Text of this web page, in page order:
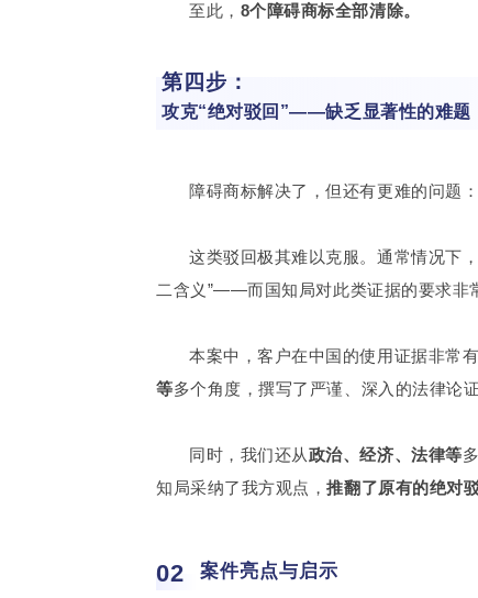
至此， 8个障碍商标全部清除。
第四步：
攻克“绝对驳回”——缺乏显著性的难题
障碍商标解决了，但还有更难的问题
这类驳回极其难以克服。通常情况下
二含义”——而国知局对此类证据的要求非
本案中，客户在中国的使用证据非常
等多个角度，撰写了严谨、深入的法律论
同时，我们还从政治、经济、法律等
知局采纳了我方观点，推翻了原有的绝对
02 案件亮点与启示